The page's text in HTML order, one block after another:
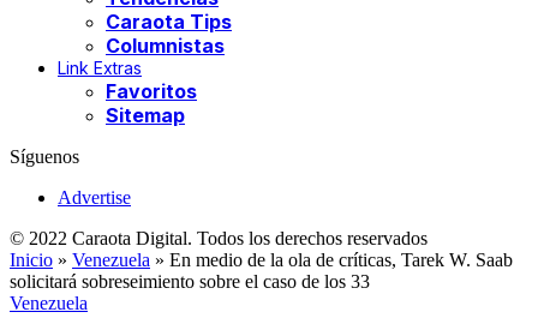
Caraota Tips
Columnistas
Link Extras
Favoritos
Sitemap
Síguenos
Advertise
© 2022 Caraota Digital. Todos los derechos reservados
Inicio » Venezuela » En medio de la ola de críticas, Tarek W. Saab
solicitará sobreseimiento sobre el caso de los 33
Venezuela